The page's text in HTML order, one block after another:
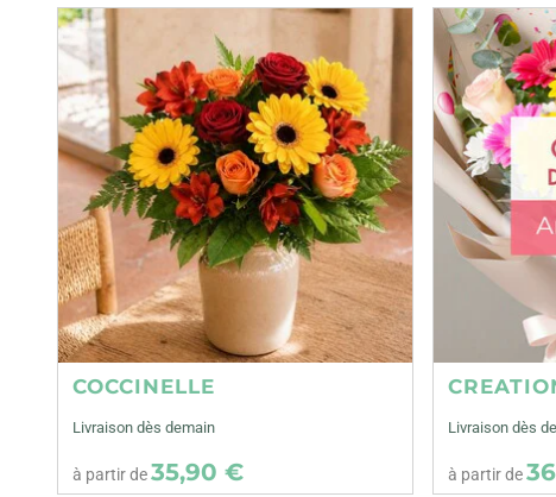
COCCINELLE
Livraison dès demain
à partir de35,90 €
Livraison dès
à partir de